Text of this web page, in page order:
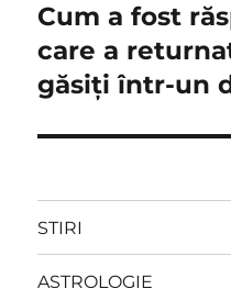
Next
post:
Cum a fost
care a
găsiți într-un
STIRI
ASTROLOGIE